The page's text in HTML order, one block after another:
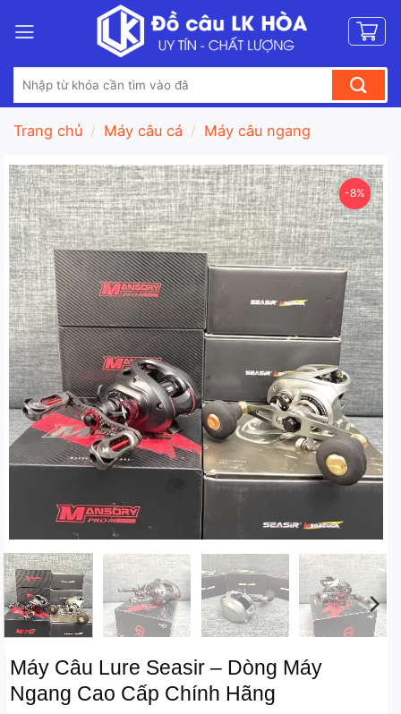
qua
dung
kiếm:
Trang chủ / Máy câu cá / Máy câu ngang
-8%
Máy Câu Lure Seasir – Dòng Máy
Ngang Cao Cấp Chính Hãng